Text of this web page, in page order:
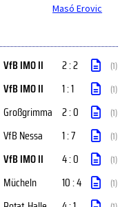
Masó Erovic
VfB IMO II 2 : 2 (1)
VfB IMO II 1 : 1 (1)
Großgrimma 2 : 0 (1)
VfB Nessa 1 : 7 (1)
VfB IMO II 4 : 0 (1)
Mücheln 10 : 4 (1)